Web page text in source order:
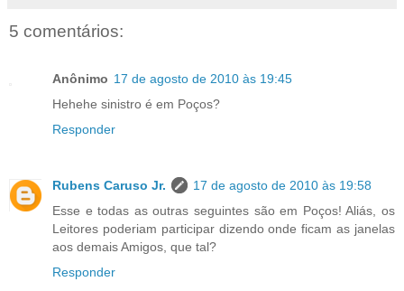
5 comentários:
Anônimo 17 de agosto de 2010 às 19:45
Hehehe sinistro é em Poços?
Responder
Rubens Caruso Jr.
17 de agosto de 2010 às 19:58
Esse e todas as outras seguintes são em Poços! Aliás, os
Leitores poderiam participar dizendo onde ficam as janelas
aos demais Amigos, que tal?
Responder